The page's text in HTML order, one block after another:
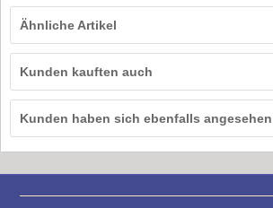
Ähnliche Artikel
Kunden kauften auch
Kunden haben sich ebenfalls angesehen